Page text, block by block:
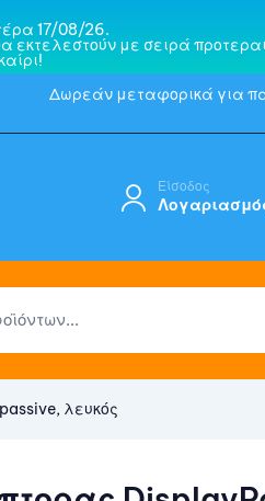
17/08/26.
εκτελεστούν με σειρά
Δωρεάν μεταφορικά για
Είσοδος
λευκός